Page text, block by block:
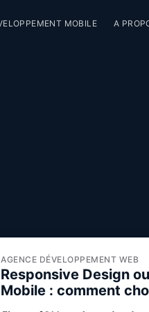
MOBILE A
AGENCE DÉVELOPPEMENT WEB
Responsive Design
Mobile : comment